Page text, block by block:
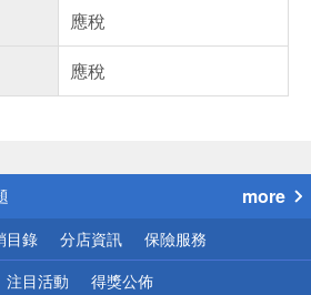
應稅
應稅
配送
！請小心！
more
目錄 分店資訊 保險服務
注目活動 得獎公佈